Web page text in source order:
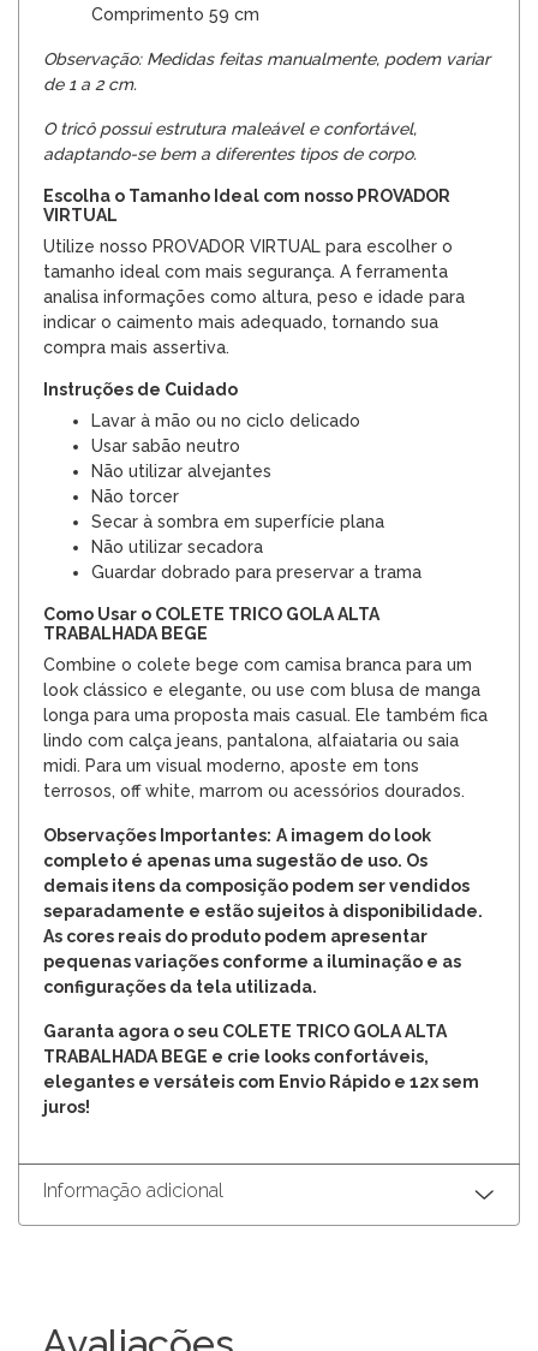
Comprimento 59 cm
Observação: Medidas feitas manualmente, podem variar
de 1 a 2 cm.
O tricô possui estrutura maleável e confortável,
adaptando-se bem a diferentes tipos de corpo.
Escolha o Tamanho Ideal com nosso PROVADOR
VIRTUAL
Utilize nosso PROVADOR VIRTUAL para escolher o
tamanho ideal com mais segurança. A ferramenta
analisa informações como altura, peso e idade para
indicar o caimento mais adequado, tornando sua
compra mais assertiva.
Instruções de Cuidado
Lavar à mão ou no ciclo delicado
Usar sabão neutro
Não utilizar alvejantes
Não torcer
Secar à sombra em superfície plana
Não utilizar secadora
Guardar dobrado para preservar a trama
Como Usar o COLETE TRICO GOLA ALTA
TRABALHADA BEGE
Combine o colete bege com camisa branca para um
look clássico e elegante, ou use com blusa de manga
longa para uma proposta mais casual. Ele também fica
lindo com calça jeans, pantalona, alfaiataria ou saia
midi. Para um visual moderno, aposte em tons
terrosos, off white, marrom ou acessórios dourados.
Observações Importantes: A imagem do look
completo é apenas uma sugestão de uso. Os
demais itens da composição podem ser vendidos
separadamente e estão sujeitos à disponibilidade.
As cores reais do produto podem apresentar
pequenas variações conforme a iluminação e as
configurações da tela utilizada.
Garanta agora o seu COLETE TRICO GOLA ALTA
TRABALHADA BEGE e crie looks confortáveis,
elegantes e versáteis com Envio Rápido e 12x sem
juros!
Informação adicional